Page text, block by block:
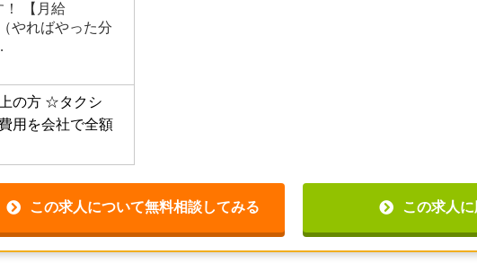
安定的に稼げま
32~38万円台
【月給
やればやった分
の方☆タクシ
用を会社で全額